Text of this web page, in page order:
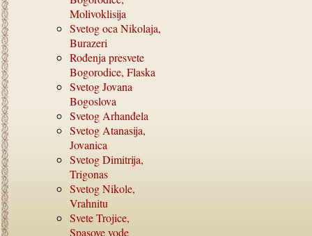
Molivoklisija
Svetog oca Nikolaja,
Burazeri
Rođenja presvete
Bogorodice, Flaska
Svetog Jovana
Bogoslova
Svetog Arhanđela
Svetog Atanasija,
Jovanica
Svetog Dimitrija,
Trigonas
Svetog Nikole,
Vrahnitu
Svete Trojice,
Spasove vode